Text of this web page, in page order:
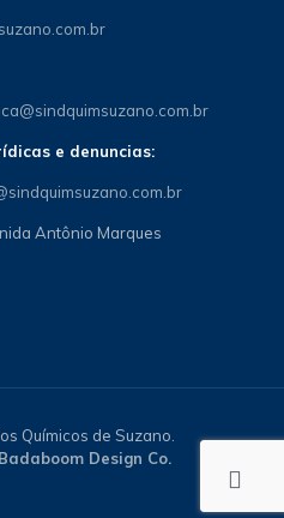
e denuncias:
Antônio Marques
Químicos de Suzano.
Badaboom Design Co.